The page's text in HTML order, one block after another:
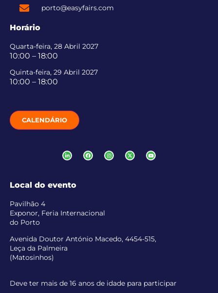
porto@easyfairs.com
Horário
Quarta-feira, 28 Abril 2027
10:00 – 18:00
Quinta-feira, 29 Abril 2027
10:00 – 18:00
CALENDÁRIO
Local do evento
Pavilhão 4
Exponor, Feria Internacional
do Porto
Avenida Doutor António Macedo, 4454-515,
Leça da Palmeira
(Matosinhos)
Deve ter mais de 16 anos de idade para participar